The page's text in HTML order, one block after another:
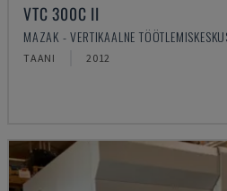
VTC 300C II
MAZAK - VERTIKAALNE
TAANI 2012